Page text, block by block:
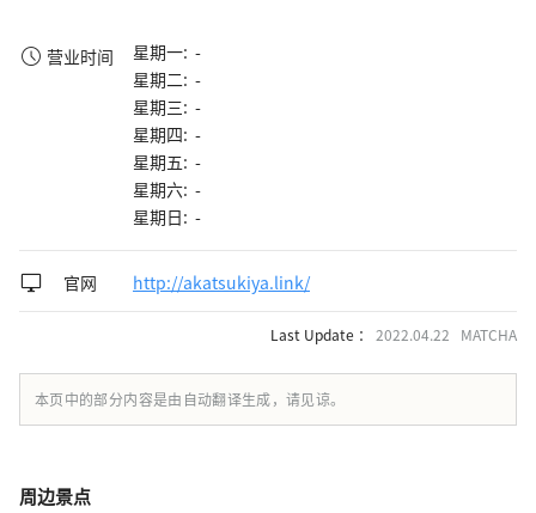
营业时间
星期一: -
星期二: -
星期三: -
星期四: -
星期五: -
星期六: -
星期日: -
官网 http://akatsukiya.link/
Last Update ： 2022.04.22 MATCHA
本页中的部分内容是由自动翻译生成，请见谅。
周边景点